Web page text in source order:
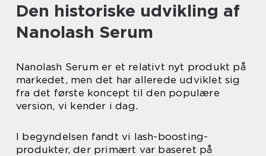
Den historiske udvikling af
Nanolash Serum
Nanolash Serum er et relativt nyt produkt på
markedet, men det har allerede udviklet sig
fra det første koncept til den populære
version, vi kender i dag.
I begyndelsen fandt vi lash-boosting-
produkter, der primært var baseret på